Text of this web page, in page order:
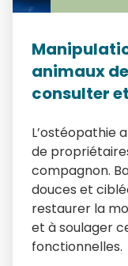
animaux
consulter
L’ostéopathie
de
compagnon.
douces et
restaurer la
et à soulager
fonctionnelles.